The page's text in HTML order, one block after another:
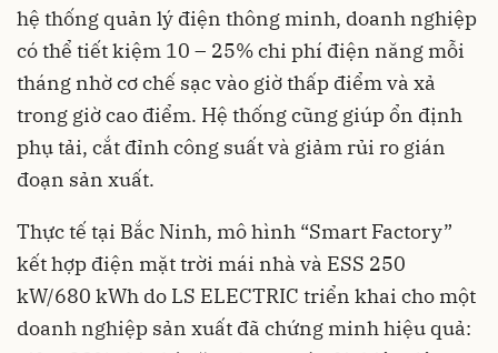
hệ thống quản lý điện thông minh, doanh nghiệp
có thể tiết kiệm 10 – 25% chi phí điện năng mỗi
tháng nhờ cơ chế sạc vào giờ thấp điểm và xả
trong giờ cao điểm. Hệ thống cũng giúp ổn định
phụ tải, cắt đỉnh công suất và giảm rủi ro gián
đoạn sản xuất.
Thực tế tại Bắc Ninh, mô hình “Smart Factory”
kết hợp điện mặt trời mái nhà và ESS 250
kW/680 kWh do LS ELECTRIC triển khai cho một
doanh nghiệp sản xuất đã chứng minh hiệu quả: